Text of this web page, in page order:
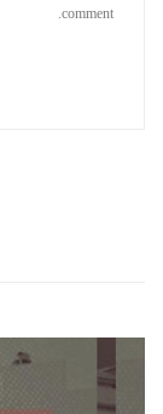
comment.